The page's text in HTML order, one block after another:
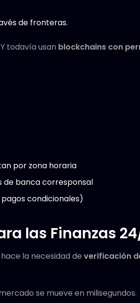
de fronteras.
todavía usan blockchains con
por zona horaria
de banca corresponsal
condicionales)
las Finanzas
la necesidad de verificación
se mueve en milisegundos.